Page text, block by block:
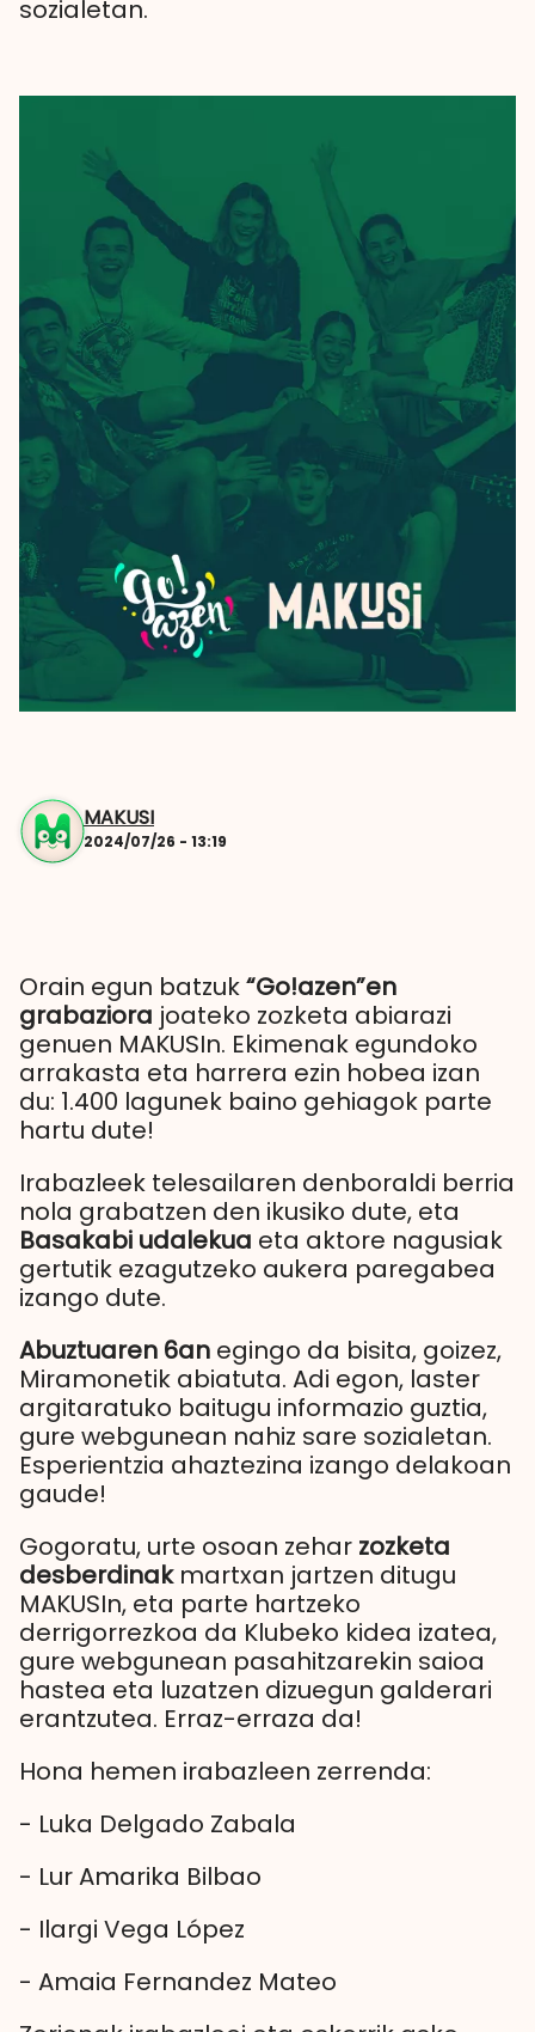
sozialetan.
MAKUSI
2024/07/26 - 13:19
Orain egun batzuk“Go!azen”en
grabaziora joateko zozketa abiarazi
genuen MAKUSIn. Ekimenak egundoko
arrakasta eta harrera ezin hobea izan
du: 1.400 lagunek baino gehiagok parte
hartu dute!
Irabazleek telesailaren denboraldi berria
nola grabatzen den ikusiko dute, eta
Basakabi udalekua eta aktore nagusiak
gertutik ezagutzeko aukera paregabea
izango dute.
Abuztuaren 6an egingo da bisita, goizez,
Miramonetik abiatuta. Adi egon, laster
argitaratuko baitugu informazio guztia,
gure webgunean nahiz sare sozialetan.
Esperientzia ahaztezina izango delakoan
gaude!
Gogoratu, urte osoan zehar zozketa
desberdinakmartxan jartzen ditugu
MAKUSIn, eta parte hartzeko
derrigorrezkoa da Klubeko kidea izatea,
gure webgunean pasahitzarekin saioa
hastea eta luzatzen dizuegun galderari
erantzutea. Erraz-erraza da!
Hona hemen irabazleen zerrenda:
- Luka Delgado Zabala
- Lur Amarika Bilbao
- Ilargi Vega López
- Amaia Fernandez Mateo